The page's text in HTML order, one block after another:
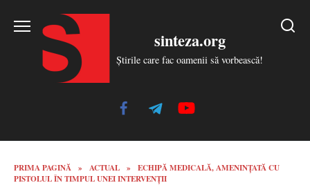
sinteza.org
Știrile care fac oamenii să vorbească!
PRIMA PAGINĂ » ACTUAL »
ECHIPĂ MEDICALĂ, AMENINȚATĂ CU
PISTOLUL ÎN TIMPUL UNEI INTERVENȚII